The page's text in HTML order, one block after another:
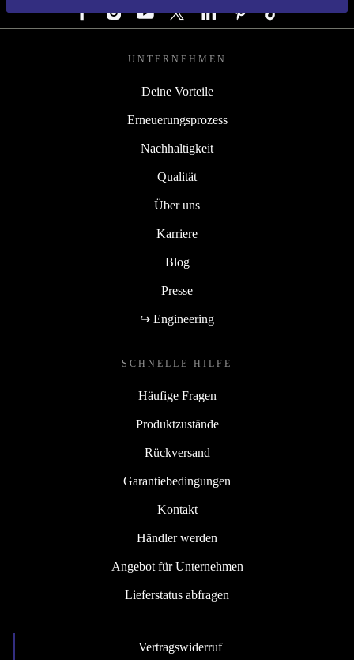
UNTERNEHMEN
Deine Vorteile
Erneuerungsprozess
Nachhaltigkeit
Qualität
Über uns
Karriere
Blog
Presse
↪ Engineering
SCHNELLE HILFE
Häufige Fragen
Produktzustände
Rückversand
Garantiebedingungen
Kontakt
Händler werden
Angebot für Unternehmen
Lieferstatus abfragen
Vertragswiderruf